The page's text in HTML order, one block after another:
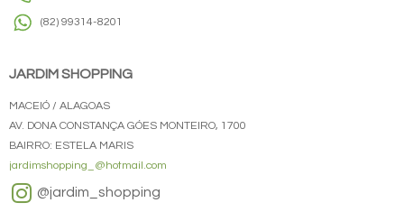
(82) 99314-8201
JARDIM SHOPPING
MACEIÓ / ALAGOAS
AV. DONA CONSTANÇA GÓES MONTEIRO, 1700
BAIRRO: ESTELA MARIS
jardimshopping_@hotmail.com
@jardim_shopping